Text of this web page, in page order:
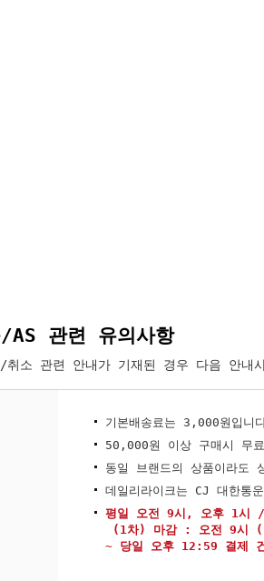
관련 유의사항
취소 관련 안내가 기재된 경우 다음 안내
기본배송료는 3,000원입
50,000원 이상 구매시 무료
동일 브랜드의 상품이라도
데일리라이크는 CJ 대한통
평일 오전 9시, 오후 1시
(1차) 마감 : 오전 9시
~ 당일 오후 12:59 결제